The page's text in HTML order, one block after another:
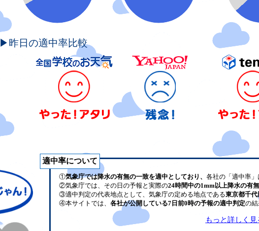
▶昨日の適中率比較
適中率について
①気象庁では降水の有無の一致を適中としており、 各社の「適中率」
②気象庁では、その日の予報と実際の24時間中の1mm以上降水の有無
③適中判定の代表地点として、気象庁の定める地点である東京都千代
④本サイトでは、 各社が公開している7日前0時の予報の適中判定の結
もっと詳しく見